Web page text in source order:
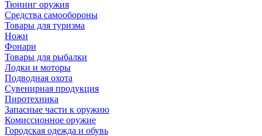
Тюнинг оружия
Средства самообороны
Товары для туризма
Ножи
Фонари
Товары для рыбалки
Лодки и моторы
Подводная охота
Сувенирная продукция
Пиротехника
Запасные части к оружию
Комиссионное оружие
Городская одежда и обувь